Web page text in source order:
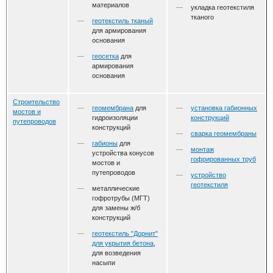
материалов
геотекстиль тканый
для армирования
основания
геосетка для
армирования
основания
укладка геотекстиля
тканого
Строительство
мостов и
путепроводов
геомембрана для
гидроизоляции
конструкций
габионы для
устройства конусов
мостов и
путепроводов
металлические
гофротрубы (МГТ)
для замены ж/б
конструкций
геотекстиль "Дорнит"
для укрытия бетона
для возведения
насыпи
установка габионных
конструкций
сварка геомембраны
монтаж
гофрированных труб
устройство
геотекстиля